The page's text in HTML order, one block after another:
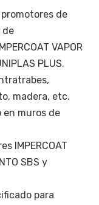
de
de
VAPOR
PLUS.
madera, etc.
en muros de
IMPERCOAT
SBS y
para